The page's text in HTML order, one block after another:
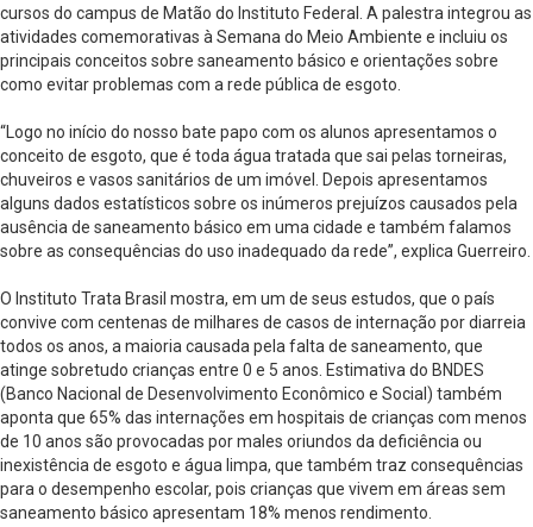
cursos do campus de Matão do Instituto Federal. A palestra integrou as
atividades comemorativas à Semana do Meio Ambiente e incluiu os
principais conceitos sobre saneamento básico e orientações sobre
como evitar problemas com a rede pública de esgoto.
“Logo no início do nosso bate papo com os alunos apresentamos o
conceito de esgoto, que é toda água tratada que sai pelas torneiras,
chuveiros e vasos sanitários de um imóvel. Depois apresentamos
alguns dados estatísticos sobre os inúmeros prejuízos causados pela
ausência de saneamento básico em uma cidade e também falamos
sobre as consequências do uso inadequado da rede”, explica Guerreiro.
O Instituto Trata Brasil mostra, em um de seus estudos, que o país
convive com centenas de milhares de casos de internação por diarreia
todos os anos, a maioria causada pela falta de saneamento, que
atinge sobretudo crianças entre 0 e 5 anos. Estimativa do BNDES
(Banco Nacional de Desenvolvimento Econômico e Social) também
aponta que 65% das internações em hospitais de crianças com menos
de 10 anos são provocadas por males oriundos da deficiência ou
inexistência de esgoto e água limpa, que também traz consequências
para o desempenho escolar, pois crianças que vivem em áreas sem
saneamento básico apresentam 18% menos rendimento.